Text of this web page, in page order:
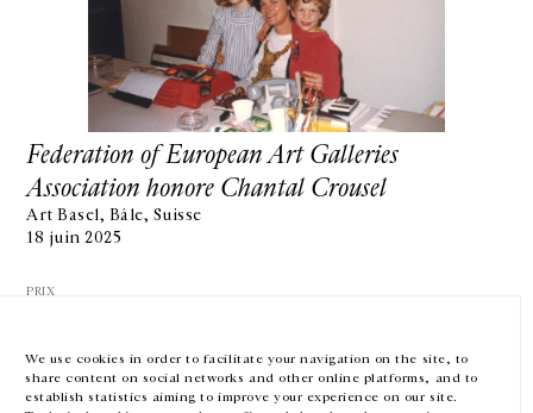
We use cookies in order to facilitate your navigation on the site, to
share content on social networks and other online platforms, and to
establish statistics aiming to improve your experience on our site.
Federation of European Art Galleries
Association honore Chantal Crousel
Art Basel, Bâle, Suisse
18 juin 2025
PRIX
GALERIE CHANTAL CROUSEL
10 RUE CHARLOT, 75003 PARIS
GALERIE@CROUSEL.COM
HORAIRES D'OUVERTURE
DU MARDI AU VENDREDI
LE SAMEDI
EN FR 中文 Facebook Instagram